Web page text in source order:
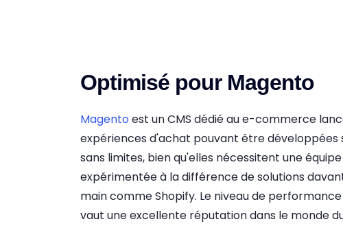
Optimisé pour Magento
Magento est un CMS dédié au e-commerce
expériences d'achat pouvant être développées
sans limites, bien qu'elles nécessitent une
expérimentée à la différence de solutions
main comme Shopify. Le niveau de
vaut une excellente réputation dans le monde